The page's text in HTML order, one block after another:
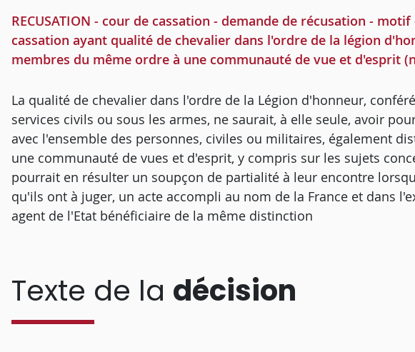
RECUSATION - cour de cassation - demande de récusation -
cassation ayant qualité de chevalier dans l'ordre de la légion
membres du même ordre à une communauté de vue et d'esprit
La qualité de chevalier dans l'ordre de la Légion d'honneur,
services civils ou sous les armes, ne saurait, à elle seule, avoir
avec l'ensemble des personnes, civiles ou militaires, également
une communauté de vues et d'esprit, y compris sur les sujets
pourrait en résulter un soupçon de partialité à leur encontre
qu'ils ont à juger, un acte accompli au nom de la France et dans
agent de l'Etat bénéficiaire de la même distinction
Texte de la décision